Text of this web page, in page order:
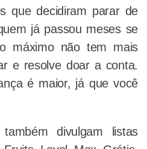
que decidiram parar de
já passou meses se
máximo não tem mais
e resolve doar a conta.
é maior, já que você
também divulgam listas